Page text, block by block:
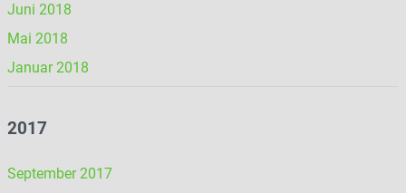
Juni 2018
Mai 2018
Januar 2018
2017
September 2017